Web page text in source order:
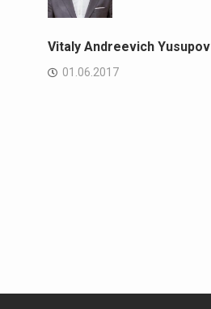
Vitaly Andreevich Yusupov
01.06.2017